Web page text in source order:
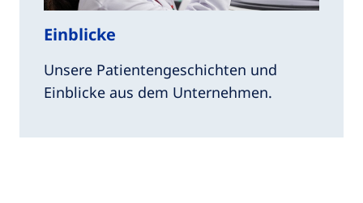
Einblicke
Unsere Patientengeschichten und
Einblicke aus dem Unternehmen.